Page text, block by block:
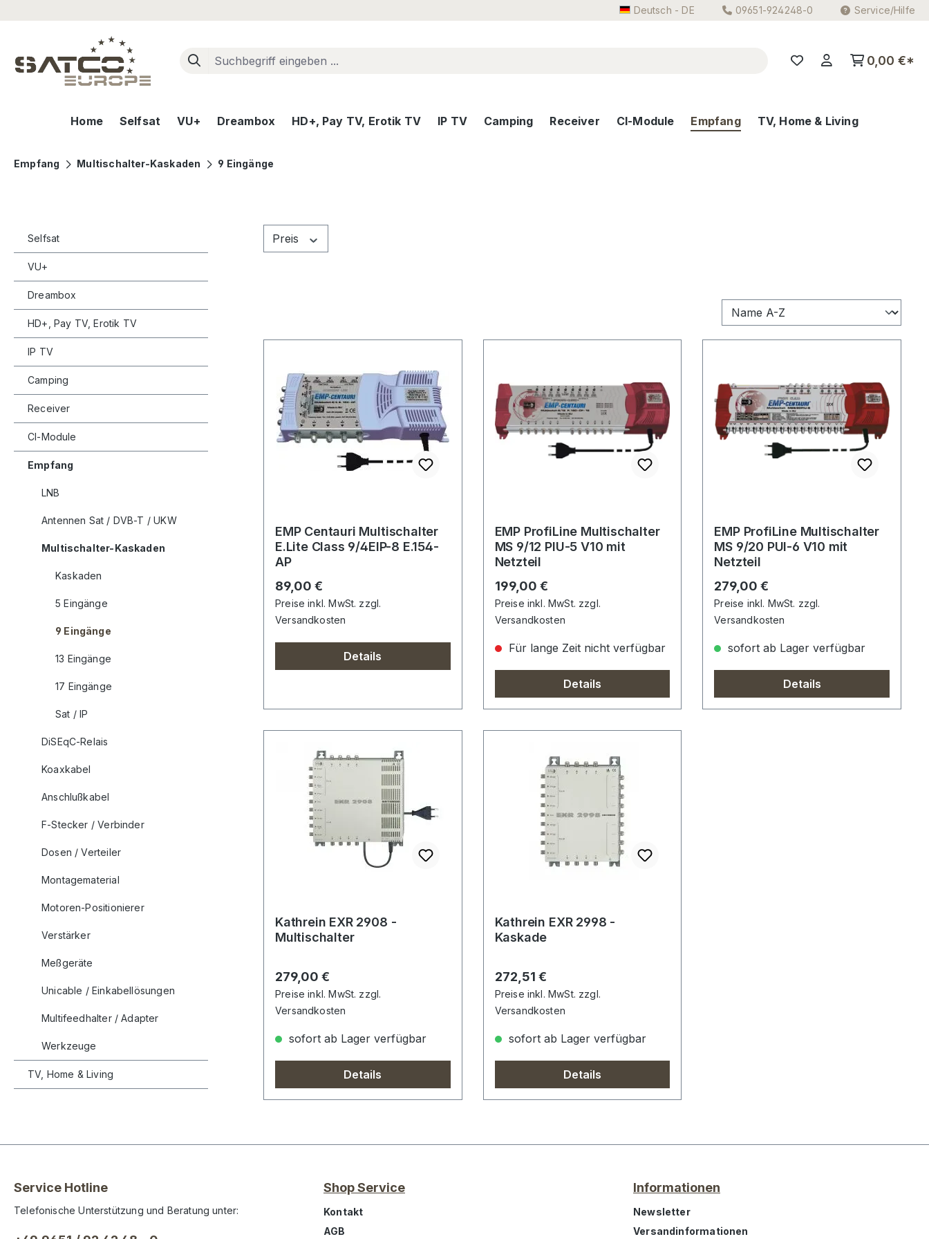
Deutsch - DE 09651-924248-0 Service/Hilfe
0,00 €*
Home Selfsat VU+ Dreambox HD+, Pay TV, Erotik TV IP TV Camping Receiver CI-Module Empfang TV, Home & Living
Empfang Multischalter-Kaskaden 9 Eingänge
Selfsat
VU+
Dreambox
HD+, Pay TV, Erotik TV
IP TV
Camping
Receiver
CI-Module
Empfang
LNB
Antennen Sat / DVB-T / UKW
Multischalter-Kaskaden
Kaskaden
5 Eingänge
9 Eingänge
13 Eingänge
17 Eingänge
Sat / IP
DiSEqC-Relais
Koaxkabel
Anschlußkabel
F-Stecker / Verbinder
Dosen / Verteiler
Montagematerial
Motoren-Positionierer
Verstärker
Meßgeräte
Unicable / Einkabellösungen
Multifeedhalter / Adapter
Werkzeuge
TV, Home & Living
Preis
EMP Centauri Multischalter
E.Lite Class 9/4EIP-8 E.154-
AP
Regulärer Preis:
89,00 €
Preise inkl. MwSt. zzgl.
Versandkosten
Details
EMP ProfiLine Multischalter
MS 9/12 PIU-5 V10 mit
Netzteil
Regulärer Preis:
199,00 €
Preise inkl. MwSt. zzgl.
Versandkosten
Für lange Zeit nicht verfügbar
Details
EMP ProfiLine Multischalter
MS 9/20 PUI-6 V10 mit
Netzteil
Regulärer Preis:
279,00 €
Preise inkl. MwSt. zzgl.
Versandkosten
sofort ab Lager verfügbar
Details
Kathrein EXR 2908 -
Multischalter
Regulärer Preis:
279,00 €
Preise inkl. MwSt. zzgl.
Versandkosten
sofort ab Lager verfügbar
Details
Kathrein EXR 2998 -
Kaskade
Regulärer Preis:
272,51 €
Preise inkl. MwSt. zzgl.
Versandkosten
sofort ab Lager verfügbar
Details
Service Hotline
Telefonische Unterstützung und Beratung unter:
Shop Service
Kontakt
AGB
Informationen
Newsletter
Versandinformationen